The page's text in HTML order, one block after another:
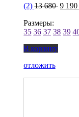
(2) 13 680 9
Размеры:
35 36 37 38 39
В корзину
отложить